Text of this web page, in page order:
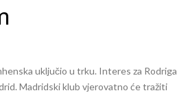
uključio u trku. Interes za Rodriga
Madridski klub vjerovatno će tražiti